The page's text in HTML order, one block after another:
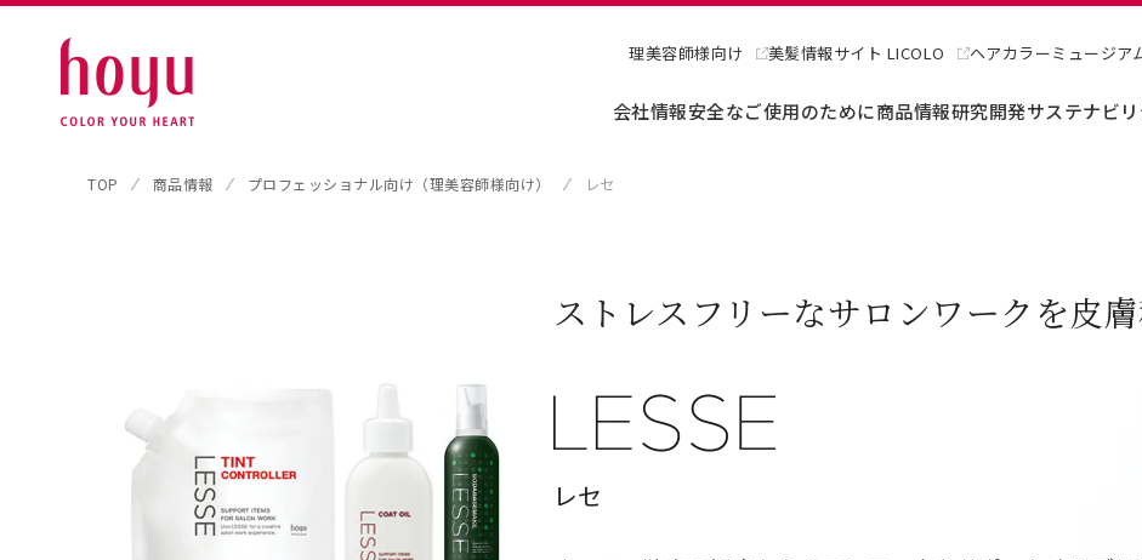
理美容師様向け 美髪情報サイト LICOLO ヘアカラーミュージア
会社情報安全なご使用のために商品情報研究開発サステナビリ
TOP 商品情報 プロフェッショナル向け（理美容師様向け） レセ
ストレスフリーなサロンワークを皮膚
レセ